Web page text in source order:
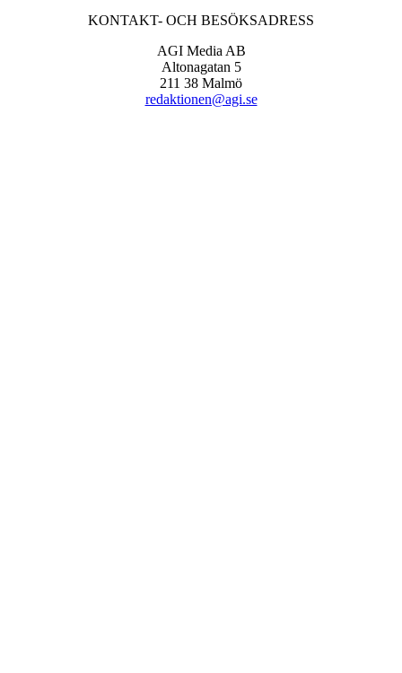
KONTAKT- OCH BESÖKSADRESS
AGI Media AB
Altonagatan 5
211 38 Malmö
redaktionen@agi.se